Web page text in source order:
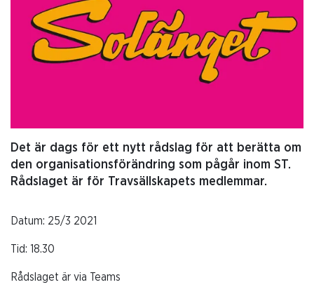
Det är dags för ett nytt rådslag för att berätta om
den organisationsförändring som pågår inom ST.
Rådslaget är för Travsällskapets medlemmar.
Datum: 25/3 2021
Tid: 18.30
Rådslaget är via Teams